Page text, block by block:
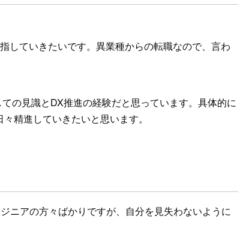
していきたいです。異業種からの転職なので、言わ
の見識とDX推進の経験だと思っています。具体的に
精進していきたいと思います。
ニアの方々ばかりですが、自分を見失わないように